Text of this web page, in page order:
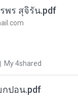
พร สุจิรัน.pdf
My 4shared
กปอน.pdf